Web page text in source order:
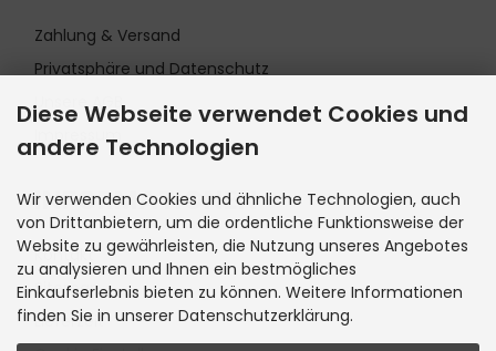
Zahlung & Versand
Privatsphäre und Datenschutz
Unsere AGB
Impressum
INFORMATIONEN
Kontakt
Sitemap
Lieferzeit
Diese Webseite verwendet Cookies und
andere Technologien
Wir verwenden Cookies und ähnliche Technologien, auch
von Drittanbietern, um die ordentliche Funktionsweise der
Website zu gewährleisten, die Nutzung unseres Angebotes
zu analysieren und Ihnen ein bestmögliches
Einkaufserlebnis bieten zu können. Weitere Informationen
finden Sie in unserer Datenschutzerklärung.